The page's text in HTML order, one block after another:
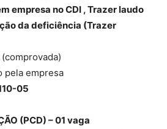
empresa no CDI , Trazer laudo
da deficiência (Trazer
pela empresa
05
(PCD) – 01 vaga